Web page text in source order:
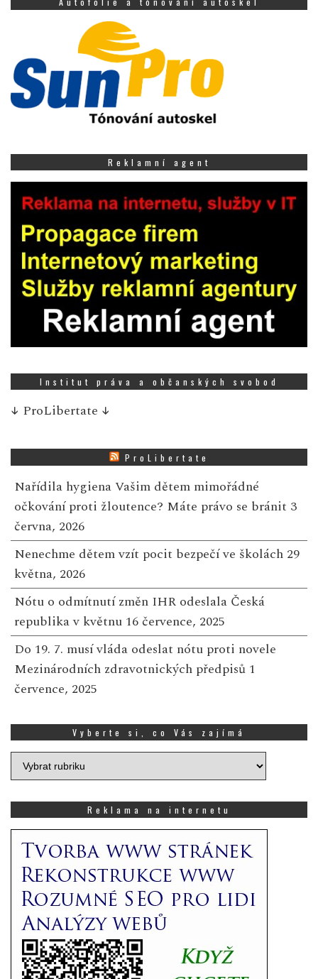
Reklamní agent
Institut práva a občanských svobod
↓ ProLibertate ↓
ProLibertate
Nařídila hygiena Vašim dětem mimořádné
očkování proti žloutence? Máte právo se bránit 3
června, 2026
Nenechme dětem vzít pocit bezpečí ve školách 29
května, 2026
Nótu o odmítnutí změn IHR odeslala Česká
republika v květnu 16 července, 2025
Do 19. 7. musí vláda odeslat nótu proti novele
Mezinárodních zdravotnických předpisů 1
července, 2025
Vyberte si, co Vás zajímá
Vyberte
si,
zajímá
Reklama na internetu